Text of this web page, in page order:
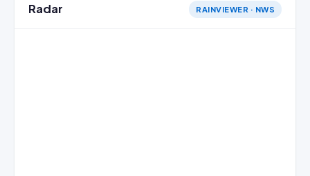
Radar RAINVIEWER · NWS